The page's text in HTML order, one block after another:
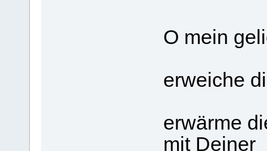
O mein
erweiche
erwärme
mit Deiner